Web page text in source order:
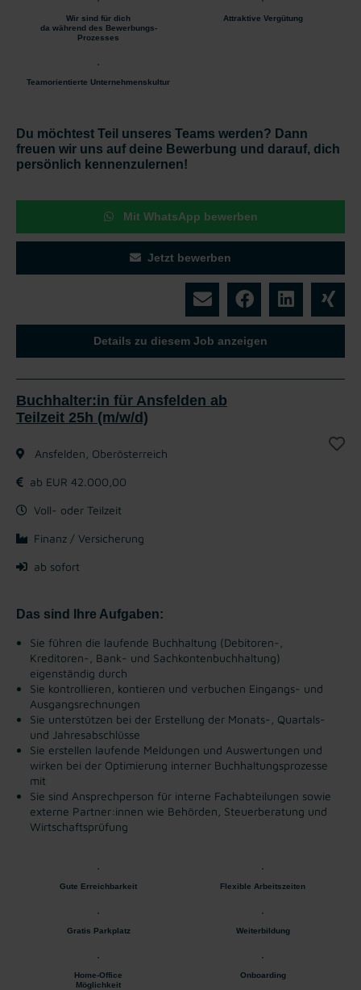
Wir sind für dich
da während des Bewerbungs-
Prozesses
Attraktive Vergütung
Teamorientierte Unternehmenskultur
Du möchtest Teil unseres Teams werden? Dann
freuen wir uns auf deine Bewerbung und darauf, dich
persönlich kennenzulernen!
Mit WhatsApp bewerben
Jetzt bewerben
Details zu diesem Job anzeigen
Buchhalter:in für Ansfelden ab
Teilzeit 25h (m/w/d)
Ansfelden, Oberösterreich
ab EUR 42.000,00
Voll- oder Teilzeit
Finanz / Versicherung
ab sofort
Das sind Ihre Aufgaben:
Sie führen die laufende Buchhaltung (Debitoren-,
Kreditoren-, Bank- und Sachkontenbuchhaltung)
eigenständig durch
Sie kontrollieren, kontieren und verbuchen Eingangs- und
Ausgangsrechnungen
Sie unterstützen bei der Erstellung der Monats-, Quartals-
und Jahresabschlüsse
Sie erstellen laufende Meldungen und Auswertungen und
wirken bei der Optimierung interner Buchhaltungsprozesse
mit
Sie sind Ansprechperson für interne Fachabteilungen sowie
externe Partner:innen wie Behörden, Steuerberatung und
Wirtschaftsprüfung
Gute Erreichbarkeit Flexible Arbeitszeiten
Gratis Parkplatz Weiterbildung
Home-Office
Möglichkeit
Onboarding